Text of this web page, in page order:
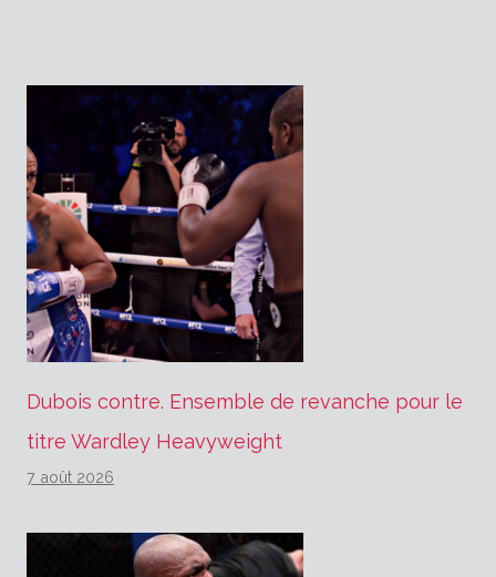
Dubois contre. Ensemble de revanche pour le
titre Wardley Heavyweight
7 août 2026